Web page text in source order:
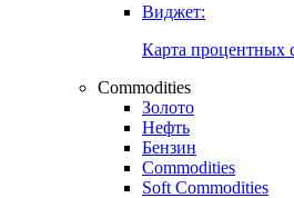
Виджет:
Карта процентных
Commodities
Золото
Нефть
Бензин
Commodities
Soft Commodities